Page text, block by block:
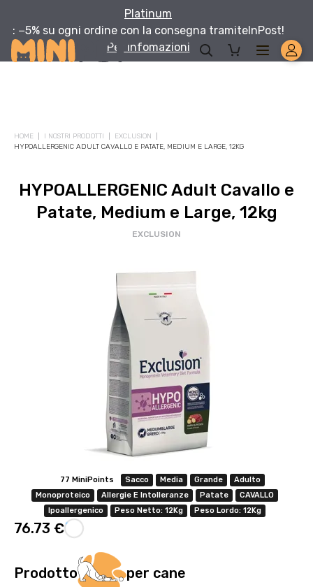
Platinum
: −5% su ogni ordine con la consegna tramiteInPost!
Per infomazioni
HOME I NOSTRI PRODOTTI
EXCLUSION
HYPOALLERGENIC ADULT CAVALLO E PATATE, MEDIUM E LARGE, 12KG
HYPOALLERGENIC Adult Cavallo e
Patate, Medium e Large, 12kg
EXCLUSION
77 MiniPoints Sacco Media Grande
Adulto
Monoproteico
Allergie E Intolleranze Patate
CAVALLO
Ipoallergenico
Peso Netto: 12Kg Peso Lordo: 12Kg
76.73 €
Prodotto per cane